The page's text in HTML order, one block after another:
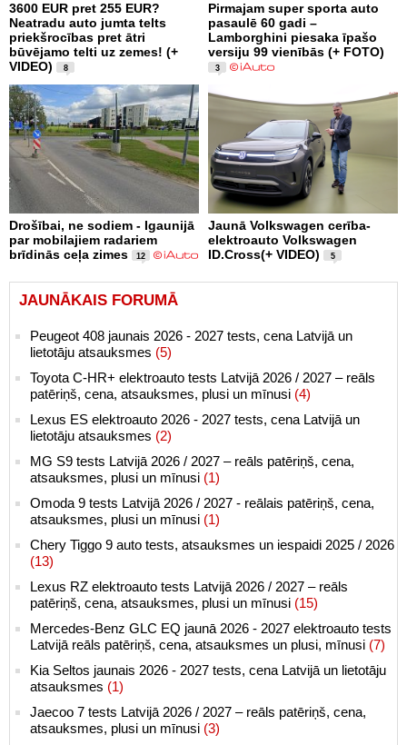
3600 EUR pret 255 EUR?
Neatradu auto jumta telts
priekšrocības pret ātri
būvējamo telti uz zemes! (+
VIDEO)
8
Pirmajam super sporta auto
pasaulē 60 gadi –
Lamborghini piesaka īpašo
versiju 99 vienībās (+ FOTO)
3
Drošībai, ne sodiem - Igaunijā
par mobilajiem radariem
brīdinās ceļa zimes
12
Jaunā Volkswagen cerība-
elektroauto Volkswagen
ID.Cross(+ VIDEO)
5
JAUNĀKAIS FORUMĀ
Peugeot 408 jaunais 2026 - 2027 tests, cena Latvijā un
lietotāju atsauksmes (5)
Toyota C-HR+ elektroauto tests Latvijā 2026 / 2027 – reāls
patēriņš, cena, atsauksmes, plusi un mīnusi (4)
Lexus ES elektroauto 2026 - 2027 tests, cena Latvijā un
lietotāju atsauksmes (2)
MG S9 tests Latvijā 2026 / 2027 – reāls patēriņš, cena,
atsauksmes, plusi un mīnusi (1)
Omoda 9 tests Latvijā 2026 / 2027 - reālais patēriņš, cena,
atsauksmes, plusi un mīnusi (1)
Chery Tiggo 9 auto tests, atsauksmes un iespaidi 2025 / 2026
(13)
Lexus RZ elektroauto tests Latvijā 2026 / 2027 – reāls
patēriņš, cena, atsauksmes, plusi un mīnusi (15)
Mercedes-Benz GLC EQ jaunā 2026 - 2027 elektroauto tests
Latvijā reāls patēriņš, cena, atsauksmes un plusi, mīnusi (7)
Kia Seltos jaunais 2026 - 2027 tests, cena Latvijā un lietotāju
atsauksmes (1)
Jaecoo 7 tests Latvijā 2026 / 2027 – reāls patēriņš, cena,
atsauksmes, plusi un mīnusi (3)